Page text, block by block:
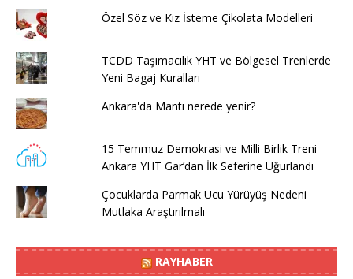
Özel Söz ve Kız İsteme Çikolata Modelleri
TCDD Taşımacılık YHT ve Bölgesel Trenlerde
Yeni Bagaj Kuralları
Ankara'da Mantı nerede yenir?
15 Temmuz Demokrasi ve Milli Birlik Treni
Ankara YHT Gar’dan İlk Seferine Uğurlandı
Çocuklarda Parmak Ucu Yürüyüş Nedeni
Mutlaka Araştırılmalı
RAYHABER